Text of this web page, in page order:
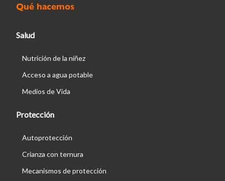
Qué hacemos
Salud
Nutrición de la niñez
Acceso a agua potable
Medios de Vida
Protección
Autoprotección
Crianza con ternura
Mecanismos de protección